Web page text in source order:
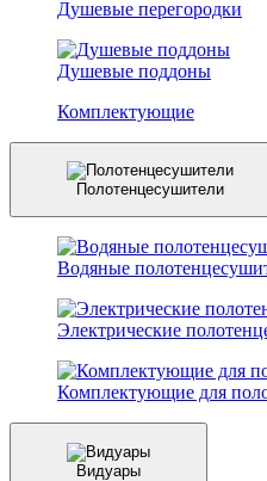
Душевые перегородки
Душевые поддоны
Комплектующие
Полотенцесушители
Водяные
Электрические
Комплектующие для
Видуары